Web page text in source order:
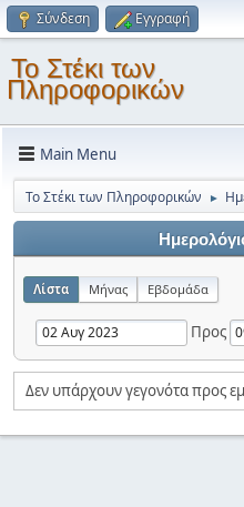
Σύνδεση Εγγραφή
Το Στέκι των
Πληροφορικών
Main Menu
Το Στέκι των Πληροφορικών ►
Λίστα Μήνας Εβδομάδα
Προς
Δεν υπάρχουν γεγονότα προς